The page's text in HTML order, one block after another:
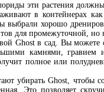
эти растения
в контейнерах
выбрали хорошо
для промежуточной, но
Ghost в сад. Вы можете
камнями, гравием
полное или
убирать Ghost, чтобы
Это позволяет